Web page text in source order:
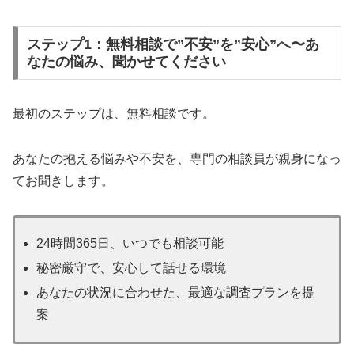
ステップ1：無料相談で”不安”を”安心”へ〜あ
なたの悩み、聞かせてください
最初のステップは、無料相談です。
あなたの抱える悩みや不安を、専門の相談員が親身になっ
てお聞きします。
24時間365日、いつでも相談可能
秘密厳守で、安心して話せる環境
あなたの状況に合わせた、最適な調査プランを提
案